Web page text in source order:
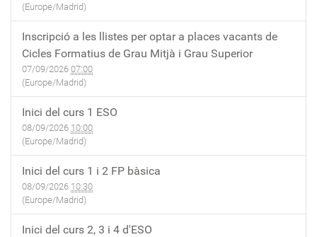
(Europe/Madrid)
Inscripció a les llistes per optar a places vacants de
Cicles Formatius de Grau Mitjà i Grau Superior
07/09/2026 07:00
(Europe/Madrid)
Inici del curs 1 ESO
08/09/2026 10:00
(Europe/Madrid)
Inici del curs 1 i 2 FP bàsica
08/09/2026 10:30
(Europe/Madrid)
Inici del curs 2, 3 i 4 d'ESO